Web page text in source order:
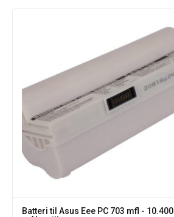
Batteri til Asus Eee PC 703 mfl - 10.400